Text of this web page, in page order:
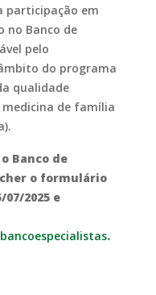
participação em
no Banco de
pelo
do programa
qualidade
medicina de família
Banco de
o formulário
2025 e
.